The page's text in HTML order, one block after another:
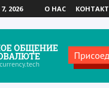
2026 О НАС